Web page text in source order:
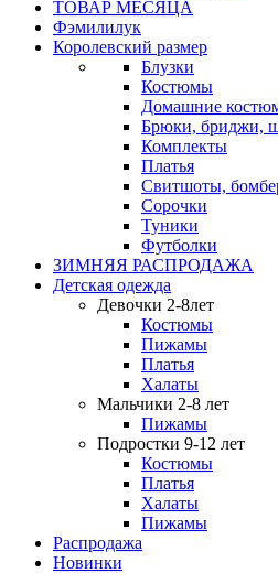
ТОВАР МЕСЯЦА
Фэмилилук
Королевский размер
Блузки
Костюмы
Домашние
Брюки, бриджи,
Комплекты
Платья
Свитшоты,
Сорочки
Туники
Футболки
ЗИМНЯЯ РАСПРОДАЖА
Детская одежда
Девочки 2-8лет
Костюмы
Пижамы
Платья
Халаты
Мальчики 2-8 лет
Пижамы
Подростки 9-12 лет
Костюмы
Платья
Халаты
Пижамы
Распродажа
Новинки